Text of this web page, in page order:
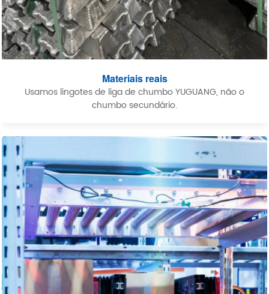
Materiais reais
Usamos lingotes de liga de chumbo YUGUANG, não o
chumbo secundário.